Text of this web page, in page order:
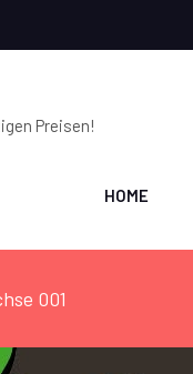
Preisen!
HOME
001